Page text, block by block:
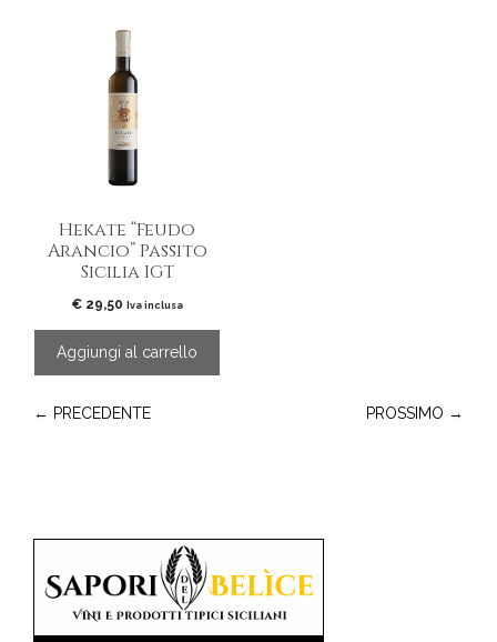
Hekate “Feudo
Arancio” Passito
Sicilia IGT
€29,50 Iva inclusa
Aggiungi al carrello
← PRECEDENTE PROSSIMO →